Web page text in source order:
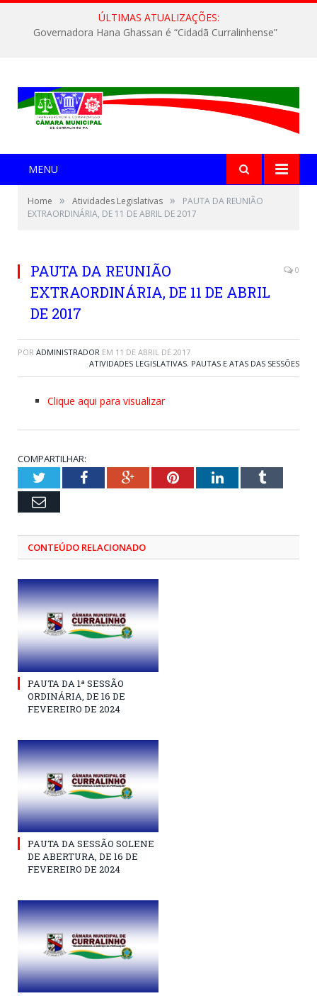
ÚLTIMAS ATUALIZAÇÕES:
Governadora Hana Ghassan é “Cidadã Curralinhense”
MENU
Home » Atividades Legislativas »
PAUTA DA REUNIÃO
EXTRAORDINÁRIA, DE 11 DE ABRIL DE 2017
PAUTA DA REUNIÃO
EXTRAORDINÁRIA, DE 11 DE ABRIL
DE 2017
0
POR ADMINISTRADOR EM 11 DE ABRIL DE 2017
ATIVIDADES LEGISLATIVAS, PAUTAS E ATAS DAS SESSÕES
Clique aqui para visualizar
COMPARTILHAR:
TwitterFacebookGoogle+PinterestLinkedInTumblr
Email
CONTEÚDO RELACIONADO
PAUTA DA 1ª SESSÃO
ORDINÁRIA, DE 16 DE
FEVEREIRO DE 2024
PAUTA DA SESSÃO SOLENE
DE ABERTURA, DE 16 DE
FEVEREIRO DE 2024